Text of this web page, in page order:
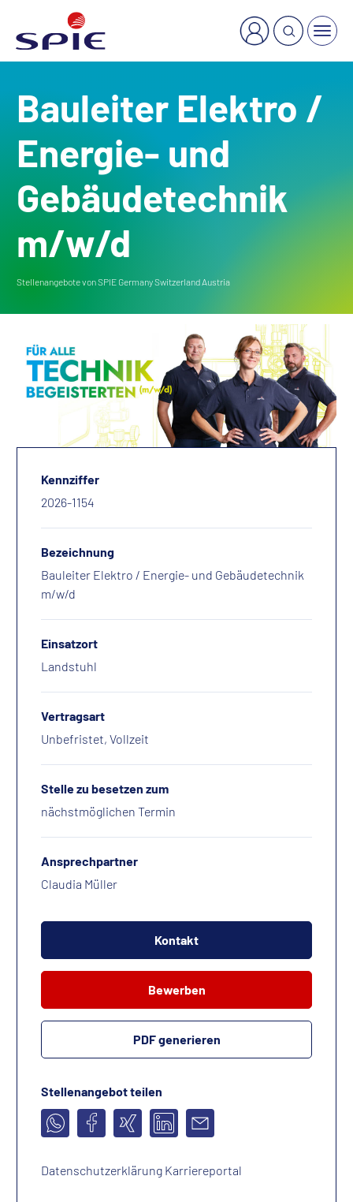
Bauleiter Elektro /
Energie- und
Gebäudetechnik
m/w/d
Stellenangebote von SPIE Germany Switzerland Austria
Kennziffer
2026-1154
Bezeichnung
Bauleiter Elektro / Energie- und Gebäudetechnik
m/w/d
Einsatzort
Landstuhl
Vertragsart
Unbefristet, Vollzeit
Stelle zu besetzen zum
nächstmöglichen Termin
Ansprechpartner
Claudia Müller
Kontakt
Bewerben
PDF generieren
Stellenangebot teilen
Datenschutzerklärung Karriereportal